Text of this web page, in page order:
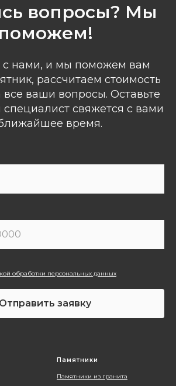
вопросы? Мы
поможем!
с нами, и мы поможем вам
рассчитаем стоимость
все ваши вопросы. Оставьте
специалист свяжется с вами
время.
обработки персональных данных
Отправить заявку
Памятники
Памятники из гранита